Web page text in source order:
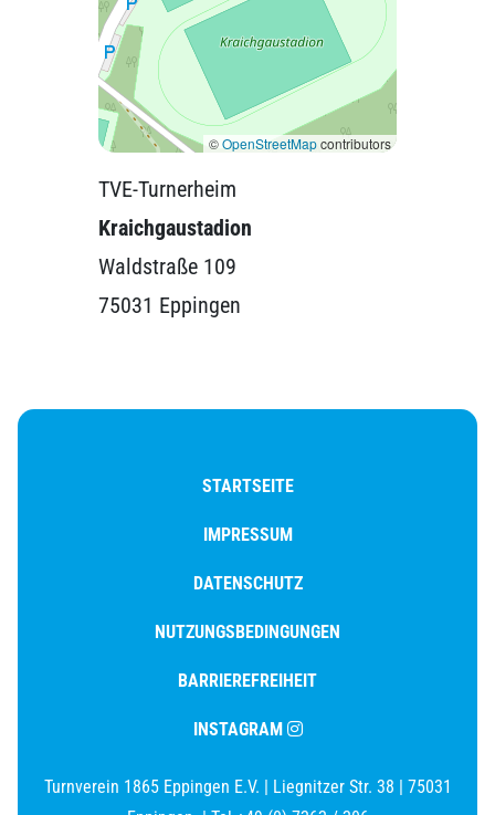
©OpenStreetMapcontributors
TVE-Turnerheim
Kraichgaustadion
Waldstraße 109
75031 Eppingen
STARTSEITE
IMPRESSUM
DATENSCHUTZ
NUTZUNGSBEDINGUNGEN
BARRIEREFREIHEIT
INSTAGRAM
Turnverein 1865 Eppingen E.V. | Liegnitzer Str. 38 | 75031